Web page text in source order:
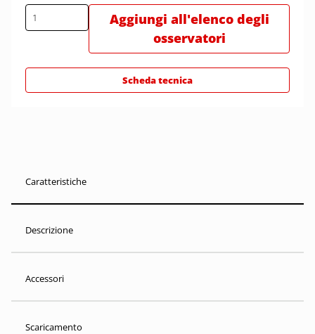
Aggiungi all'elenco degli
osservatori
Scheda tecnica
Caratteristiche
Descrizione
Accessori
Scaricamento